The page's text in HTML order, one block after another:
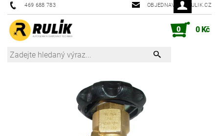
469 688 783 OBJEDNAVKY@RULIK.CZ
0 0 Kč